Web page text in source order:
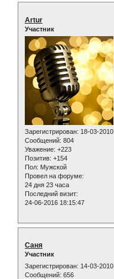
Artur
Участник
Зарегистрирован: 18-03-2010
Сообщений: 804
Уважение: +223
Позитив: +154
Пол: Мужской
Провел на форуме:
24 дня 23 часа
Последний визит:
24-06-2016 18:15:47
Саня
Участник
Зарегистрирован: 14-03-2010
Сообщений: 656